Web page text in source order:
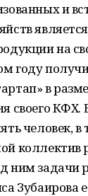
и
на
году
в
своего КФХ.
человек,
коллектив
ним задачи
Зубаирова